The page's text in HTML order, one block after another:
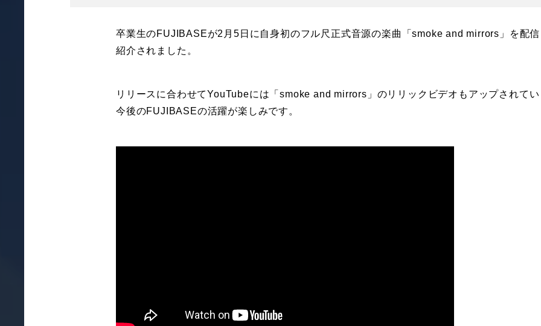
卒業生のFUJIBASEが2月5日に自身初のフル尺正式音源の楽曲「smoke and mirrors」を配
紹介されました。
リリースに合わせてYouTubeには「smoke and mirrors」のリリックビデオもアップされて
今後のFUJIBASEの活躍が楽しみです。